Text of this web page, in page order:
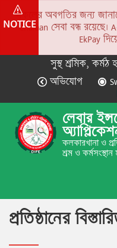
NOTICE
সকলের অবগতির জন্য
Chalaan সেবা বন্ধ রয়েছে।
EkPay
সুস্থ শ্রমিক,
অভিযোগ
লেবার
কলকারখানা ও
শ্রম ও কর্মসংস্থান
প্রতিষ্ঠানের